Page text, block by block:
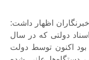
اظهار داشت:
دولتی که در سال
بود اکنون توسط دولت